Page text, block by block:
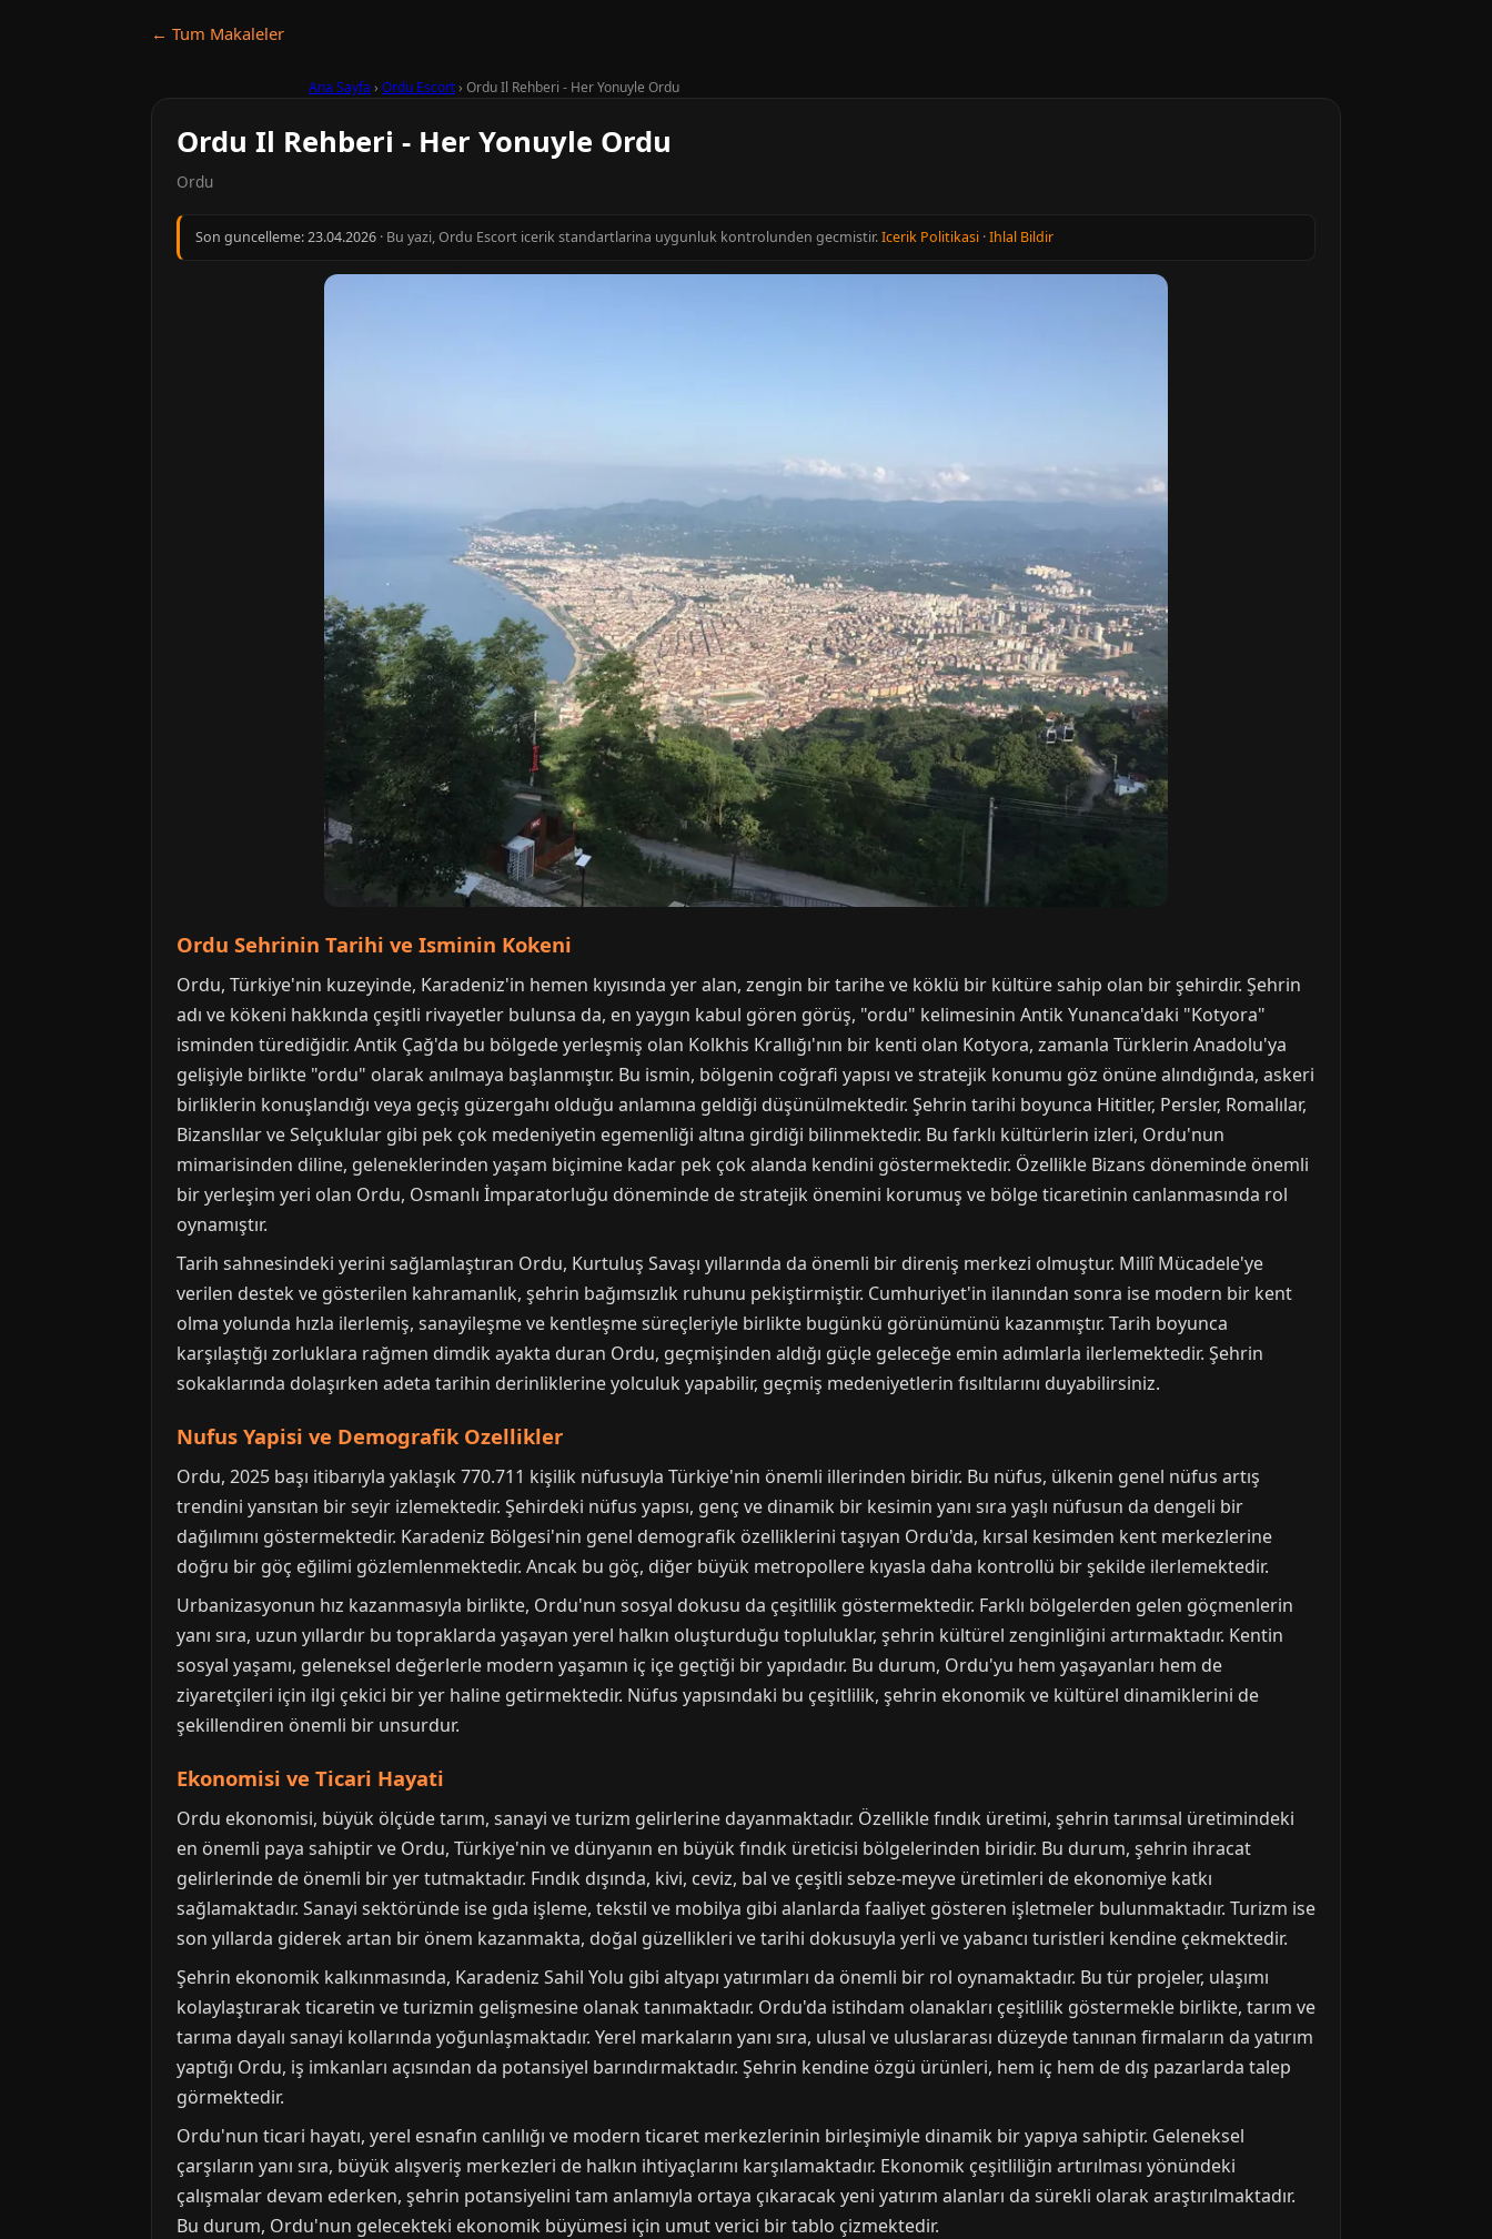
← Tum Makaleler
Ana Sayfa › Ordu Escort› Ordu Il Rehberi - Her Yonuyle Ordu
Ordu Il Rehberi - Her Yonuyle Ordu
Ordu
Son guncelleme:23.04.2026 · Bu yazi, Ordu Escort icerik standartlarina uygunluk kontrolunden gecmistir.Icerik Politikasi ·Ihlal Bildir
Ordu Sehrinin Tarihi ve Isminin Kokeni
Ordu, Türkiye'nin kuzeyinde, Karadeniz'in hemen kıyısında yer alan, zengin bir tarihe ve köklü bir kültüre sahip olan bir şehirdir. Şehrin
adı ve kökeni hakkında çeşitli rivayetler bulunsa da, en yaygın kabul gören görüş, "ordu" kelimesinin Antik Yunanca'daki "Kotyora"
isminden türediğidir. Antik Çağ'da bu bölgede yerleşmiş olan Kolkhis Krallığı'nın bir kenti olan Kotyora, zamanla Türklerin Anadolu'ya
gelişiyle birlikte "ordu" olarak anılmaya başlanmıştır. Bu ismin, bölgenin coğrafi yapısı ve stratejik konumu göz önüne alındığında, askeri
birliklerin konuşlandığı veya geçiş güzergahı olduğu anlamına geldiği düşünülmektedir. Şehrin tarihi boyunca Hititler, Persler, Romalılar,
Bizanslılar ve Selçuklular gibi pek çok medeniyetin egemenliği altına girdiği bilinmektedir. Bu farklı kültürlerin izleri, Ordu'nun
mimarisinden diline, geleneklerinden yaşam biçimine kadar pek çok alanda kendini göstermektedir. Özellikle Bizans döneminde önemli
bir yerleşim yeri olan Ordu, Osmanlı İmparatorluğu döneminde de stratejik önemini korumuş ve bölge ticaretinin canlanmasında rol
oynamıştır.
Tarih sahnesindeki yerini sağlamlaştıran Ordu, Kurtuluş Savaşı yıllarında da önemli bir direniş merkezi olmuştur. Millî Mücadele'ye
verilen destek ve gösterilen kahramanlık, şehrin bağımsızlık ruhunu pekiştirmiştir. Cumhuriyet'in ilanından sonra ise modern bir kent
olma yolunda hızla ilerlemiş, sanayileşme ve kentleşme süreçleriyle birlikte bugünkü görünümünü kazanmıştır. Tarih boyunca
karşılaştığı zorluklara rağmen dimdik ayakta duran Ordu, geçmişinden aldığı güçle geleceğe emin adımlarla ilerlemektedir. Şehrin
sokaklarında dolaşırken adeta tarihin derinliklerine yolculuk yapabilir, geçmiş medeniyetlerin fısıltılarını duyabilirsiniz.
Nufus Yapisi ve Demografik Ozellikler
Ordu, 2025 başı itibarıyla yaklaşık 770.711 kişilik nüfusuyla Türkiye'nin önemli illerinden biridir. Bu nüfus, ülkenin genel nüfus artış
trendini yansıtan bir seyir izlemektedir. Şehirdeki nüfus yapısı, genç ve dinamik bir kesimin yanı sıra yaşlı nüfusun da dengeli bir
dağılımını göstermektedir. Karadeniz Bölgesi'nin genel demografik özelliklerini taşıyan Ordu'da, kırsal kesimden kent merkezlerine
doğru bir göç eğilimi gözlemlenmektedir. Ancak bu göç, diğer büyük metropollere kıyasla daha kontrollü bir şekilde ilerlemektedir.
Urbanizasyonun hız kazanmasıyla birlikte, Ordu'nun sosyal dokusu da çeşitlilik göstermektedir. Farklı bölgelerden gelen göçmenlerin
yanı sıra, uzun yıllardır bu topraklarda yaşayan yerel halkın oluşturduğu topluluklar, şehrin kültürel zenginliğini artırmaktadır. Kentin
sosyal yaşamı, geleneksel değerlerle modern yaşamın iç içe geçtiği bir yapıdadır. Bu durum, Ordu'yu hem yaşayanları hem de
ziyaretçileri için ilgi çekici bir yer haline getirmektedir. Nüfus yapısındaki bu çeşitlilik, şehrin ekonomik ve kültürel dinamiklerini de
şekillendiren önemli bir unsurdur.
Ekonomisi ve Ticari Hayati
Ordu ekonomisi, büyük ölçüde tarım, sanayi ve turizm gelirlerine dayanmaktadır. Özellikle fındık üretimi, şehrin tarımsal üretimindeki
en önemli paya sahiptir ve Ordu, Türkiye'nin ve dünyanın en büyük fındık üreticisi bölgelerinden biridir. Bu durum, şehrin ihracat
gelirlerinde de önemli bir yer tutmaktadır. Fındık dışında, kivi, ceviz, bal ve çeşitli sebze-meyve üretimleri de ekonomiye katkı
sağlamaktadır. Sanayi sektöründe ise gıda işleme, tekstil ve mobilya gibi alanlarda faaliyet gösteren işletmeler bulunmaktadır. Turizm ise
son yıllarda giderek artan bir önem kazanmakta, doğal güzellikleri ve tarihi dokusuyla yerli ve yabancı turistleri kendine çekmektedir.
Şehrin ekonomik kalkınmasında, Karadeniz Sahil Yolu gibi altyapı yatırımları da önemli bir rol oynamaktadır. Bu tür projeler, ulaşımı
kolaylaştırarak ticaretin ve turizmin gelişmesine olanak tanımaktadır. Ordu'da istihdam olanakları çeşitlilik göstermekle birlikte, tarım ve
tarıma dayalı sanayi kollarında yoğunlaşmaktadır. Yerel markaların yanı sıra, ulusal ve uluslararası düzeyde tanınan firmaların da yatırım
yaptığı Ordu, iş imkanları açısından da potansiyel barındırmaktadır. Şehrin kendine özgü ürünleri, hem iç hem de dış pazarlarda talep
görmektedir.
Ordu'nun ticari hayatı, yerel esnafın canlılığı ve modern ticaret merkezlerinin birleşimiyle dinamik bir yapıya sahiptir. Geleneksel
çarşıların yanı sıra, büyük alışveriş merkezleri de halkın ihtiyaçlarını karşılamaktadır. Ekonomik çeşitliliğin artırılması yönündeki
çalışmalar devam ederken, şehrin potansiyelini tam anlamıyla ortaya çıkaracak yeni yatırım alanları da sürekli olarak araştırılmaktadır.
Bu durum, Ordu'nun gelecekteki ekonomik büyümesi için umut verici bir tablo çizmektedir.